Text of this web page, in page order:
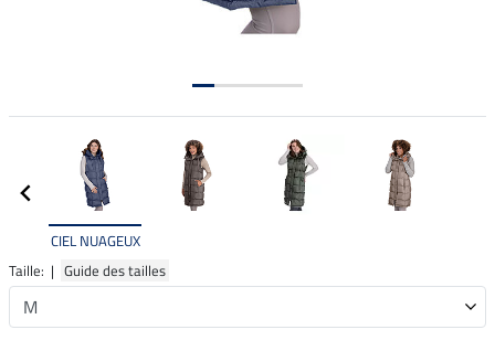
CIEL NUAGEUX
Taille: | Guide des tailles